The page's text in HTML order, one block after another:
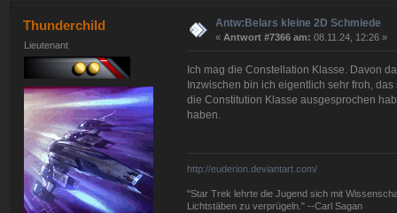
Thunderchild
Lieutenant
Antw:Belars kleine 2D Schmiede
« Antwort #7366 am: 08.11.24, 12:26 »
Ich mag die Constellation Klasse. Davon
Inzwischen bin ich eigentlich sehr froh,
die Constitution Klasse ausgesprochen
haben.
http://euderion.deviantart.com/
"Star Trek lehrte die Jugend sich mit
Lichtstäben zu verprügeln." --Carl Sagan